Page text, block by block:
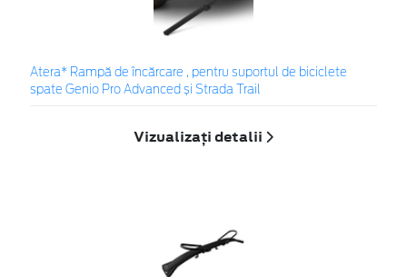
Atera* Rampă de încărcare , pentru suportul de biciclete
spate Genio Pro Advanced și Strada Trail
Vizualizați detalii